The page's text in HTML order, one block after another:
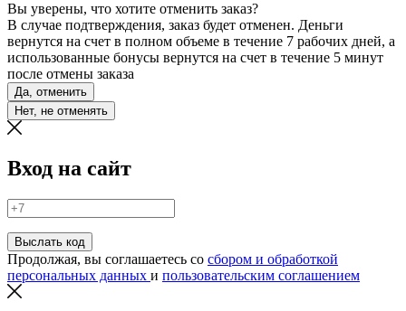
Вы уверены, что хотите отменить заказ?
В случае подтверждения, заказ будет отменен. Деньги
вернутся на счет в полном объеме в течение 7 рабочих дней, а
использованные бонусы вернутся на счет в течение 5 минут
после отмены заказа
Да, отменить
Нет, не отменять
Вход на сайт
Выслать код
Продолжая, вы соглашаетесь со сбором и обработкой
персональных данных и пользовательским соглашением